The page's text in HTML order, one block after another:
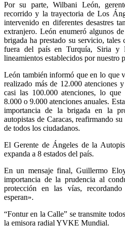
Por su parte, Wilbani León,
recorrido y la trayectoria de Los
intervenido en diferentes desastres
extranjero. León enumeró algunos
brigada ha prestado su servicio, tales
fuera del país en Turquía, Siria y
lineamientos establecidos por nuestro
León también informó que en lo que
realizado más de 12.000 atenciones
casi las 100.000 atenciones, lo que
8.000 o 9.000 atenciones anuales.
importancia de la brigada en la
autopistas de Caracas, reafirmando
de todos los ciudadanos.
El Gerente de Ángeles de la
expanda a 8 estados del país.
En un mensaje final, Guillermo
importancia de la prudencia al
protección en las vías,
esperan».
“Fontur en la Calle” se transmite
la emisora radial YVKE Mundial.